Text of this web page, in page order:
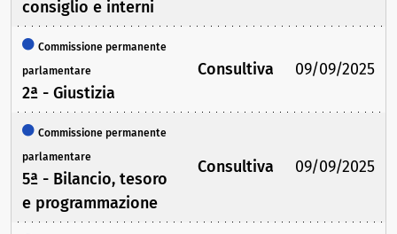
consiglio e interni
Commissione permanente
parlamentare
2ª - Giustizia
Consultiva 09/09/2025
Commissione permanente
parlamentare
5ª - Bilancio, tesoro
e programmazione
Consultiva 09/09/2025